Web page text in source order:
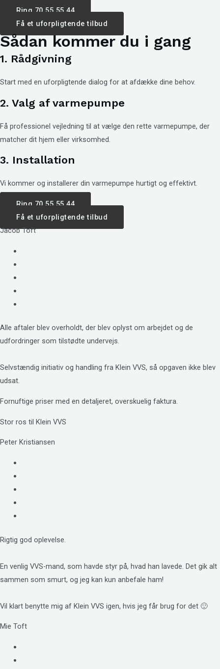
Ring 70 55 55 44
Få et uforpligtende tilbud
Sådan kommer du i gang
1. Rådgivning
Start med en uforpligtende dialog for at afdække dine behov.
2. Valg af varmepumpe
Få professionel vejledning til at vælge den rette varmepumpe, der
matcher dit hjem eller virksomhed.
3. Installation
Vi kommer og installerer din varmepumpe hurtigt og effektivt.
Ring 70 55 55 44
Få et uforpligtende tilbud
Jacob Toft
Alle aftaler blev overholdt, der blev oplyst om arbejdet og de
udfordringer som tilstødte undervejs.
Selvstændig initiativ og handling fra Klein VVS, så opgaven ikke blev
udsat.
Fornuftige priser med en detaljeret, overskuelig faktura.
Stor ros til Klein VVS
Peter Kristiansen
Rigtig god oplevelse.
En venlig VVS-mand, som havde styr på, hvad han lavede. Det gik alt
sammen som smurt, og jeg kan kun anbefale ham!
Vil klart benytte mig af Klein VVS igen, hvis jeg får brug for det 🙂
Mie Toft